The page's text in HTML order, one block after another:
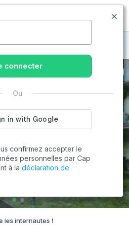
MENU
à Arès
les internautes !
connecter
Ou
confirmez accepter le
personnelles par Cap
à la déclaration de